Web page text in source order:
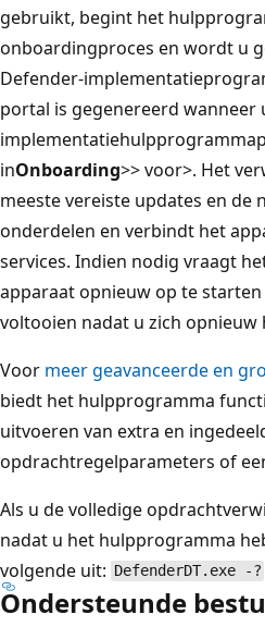
gebruikt, begint het
onboardingproces en wordt u
Defender-
portal is gegenereerd wanneer
inOnboarding>>voor>. Het
meeste vereiste updates en de
onderdelen en verbindt het
services. Indien nodig vraagt
apparaat opnieuw op te
voltooien nadat u zich opnieuw
Voor meer geavanceerde en
biedt het hulpprogramma
uitvoeren van extra en
opdrachtregelparameters of
Als u de volledige
nadat u het hulpprogramma
volgende uit: DefenderDT.exe -?
Ondersteunde